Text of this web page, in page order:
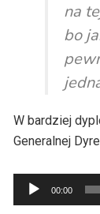
na
bo
W bardziej
Generalnej
Odtwarzacz
plików
00:00